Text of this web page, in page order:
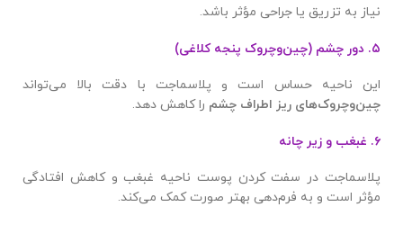
نیاز به تزریق یا جراحی مؤثر باشد.
۵. دور چشم (چین‌وچروک پنجه کلاغی)
این ناحیه حساس است و پلاسماجت با دقت بالا می‌تواند
چین‌وچروک‌های ریز اطراف چشم را کاهش دهد.
۶. غبغب و زیر چانه
پلاسماجت در سفت کردن پوست ناحیه غبغب و کاهش افتادگی
مؤثر است و به فرم‌دهی بهتر صورت کمک می‌کند.